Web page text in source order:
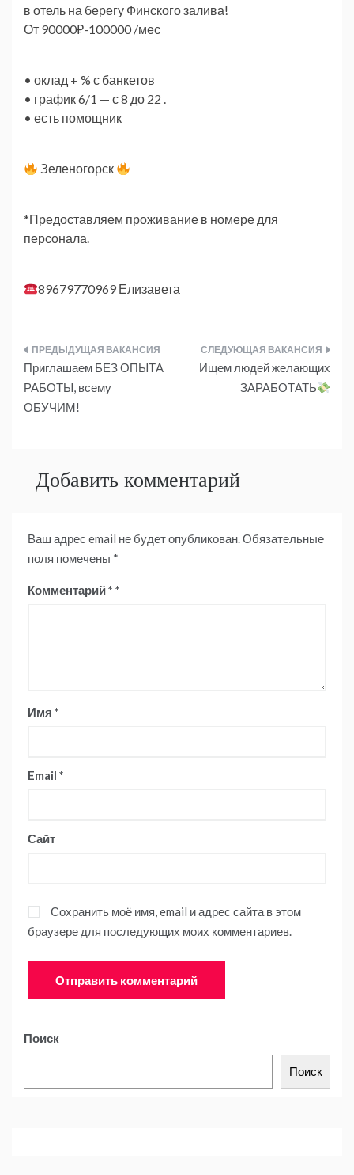
в отель на берегу Финского залива!
От 90000₽-100000 /мес
• оклад + % с банкетов
• график 6/1 — с 8 до 22 .
• есть помощник
Зеленогорск
*Предоставляем проживание в номере для
персонала.
89679770969 Елизавета
Навигация
по
Приглашаем БЕЗ ОПЫТА
РАБОТЫ, всему
ОБУЧИМ!
Ищем людей желающих
ЗАРАБОТАТЬ
Добавить комментарий
Ваш адрес email не будет опубликован.Обязательные
поля помечены *
Комментарий*
Имя *
Email *
Сайт
Сохранить моё имя, email и адрес сайта в этом
браузере для последующих моих комментариев.
Поиск
Поиск